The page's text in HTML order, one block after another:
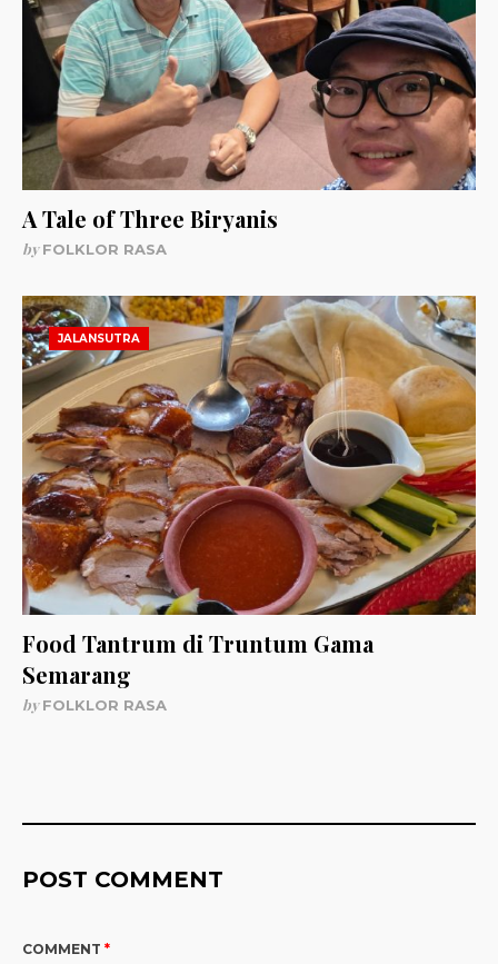
A Tale of Three Biryanis
byFOLKLOR RASA
JALANSUTRA
Food Tantrum di Truntum Gama
Semarang
byFOLKLOR RASA
POST COMMENT
COMMENT *